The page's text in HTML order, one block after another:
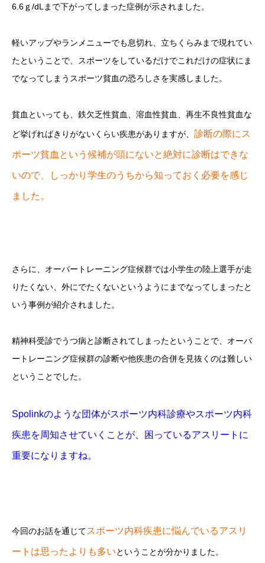
6.6ｇ/dLまで下がってしまった症例が示されました。
軽いアップやランメニューでも息切れ、立ちくらみまで現れてい
たということで、スポーツをしているだけでこれだけの症状にま
でなってしまうスポーツ貧血の恐ろしさを実感しました。
貧血といっても、鉄欠乏性貧血、溶血性貧血、再生不良性貧血な
ど挙げればきりがないくらい疾患がありますが、 診断の際にス
ポーツ貧血という候補が頭にないと絶対に診断はできな
いので、しっかり学生のうちから知っておく必要を感じ
ました。
さらに、オーバートレーニング症候群では小学生の陸上選手が走
りたくない、外にでたくないというようにまでなってしまったと
いう事例が紹介されました。
精神科受診でうつ病と診断されてしまったということで、オーバ
ートレーニング症候群の診断や他疾患の合併を見抜くのは難しい
ということでした。
Spolinkのような団体がスポーツ内科診療やスポーツ内科
疾患を周知させていくことが、困っているアスリートに
重要になりますね。
今回のお話を通じてスポーツ内科疾患に悩んでいるアスリ
ートは思ったよりも多いということが分かりました。